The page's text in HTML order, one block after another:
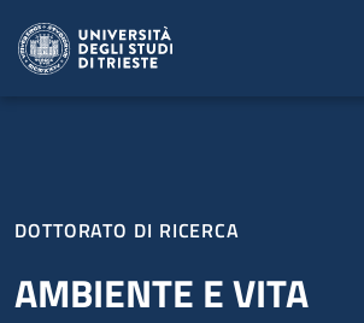
DOTTORATO DI RICERCA
AMBIENTE E VITA